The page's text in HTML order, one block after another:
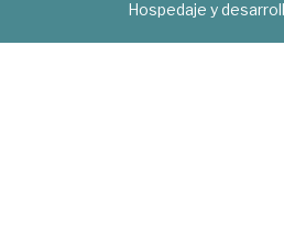
Hospedaje y